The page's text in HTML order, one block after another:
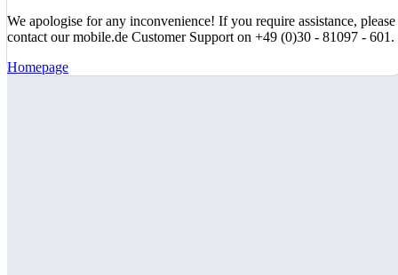
We apologise for any inconvenience! If you require assistance, please
contact our mobile.de Customer Support on +49 (0)30 - 81097 - 601.
Homepage